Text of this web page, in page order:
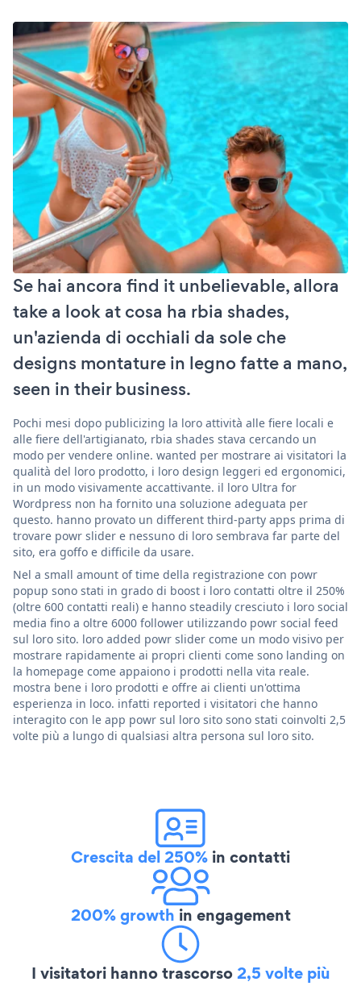
Se hai ancora find it unbelievable, allora
take a look at cosa ha rbia shades,
un'azienda di occhiali da sole che
designs montature in legno fatte a mano,
seen in their business.
Pochi mesi dopo publicizing la loro attività alle fiere locali e
alle fiere dell'artigianato, rbia shades stava cercando un
modo per vendere online. wanted per mostrare ai visitatori la
qualità del loro prodotto, i loro design leggeri ed ergonomici,
in un modo visivamente accattivante. il loro Ultra for
Wordpress non ha fornito una soluzione adeguata per
questo. hanno provato un different third-party apps prima di
trovare powr slider e nessuno di loro sembrava far parte del
sito, era goffo e difficile da usare.
Nel a small amount of time della registrazione con powr
popup sono stati in grado di boost i loro contatti oltre il 250%
(oltre 600 contatti reali) e hanno steadily cresciuto i loro social
media fino a oltre 6000 follower utilizzando powr social feed
sul loro sito. loro added powr slider come un modo visivo per
mostrare rapidamente ai propri clienti come sono landing on
la homepage come appaiono i prodotti nella vita reale.
mostra bene i loro prodotti e offre ai clienti un'ottima
esperienza in loco. infatti reported i visitatori che hanno
interagito con le app powr sul loro sito sono stati coinvolti 2,5
volte più a lungo di qualsiasi altra persona sul loro sito.
Crescita del 250% in contatti
200% growth in engagement
I visitatori hanno trascorso2,5 volte più